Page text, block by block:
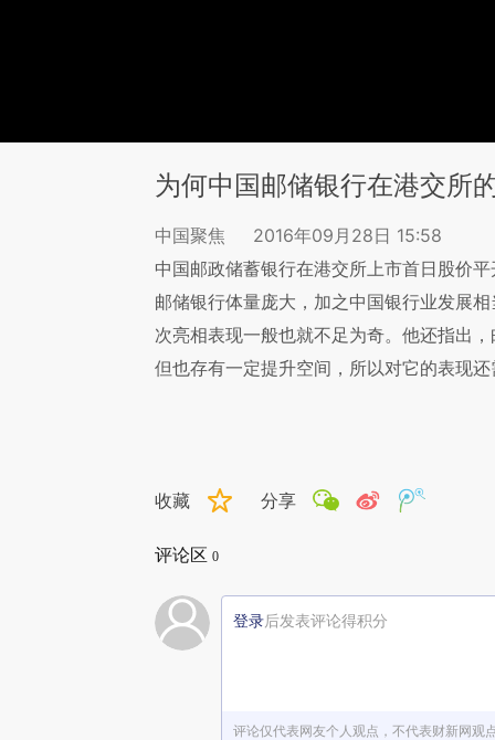
为何中国邮储银行在港交所
中国聚焦
2016年09月28日 15:58
中国邮政储蓄银行在港交所上市首日股价
邮储银行体量庞大，加之中国银行业发展
次亮相表现一般也就不足为奇。他还指出
但也存有一定提升空间，所以对它的表现
收藏 分享
评论区 0
登录后发表评论得积分
评论仅代表网友个人观点，不代表财新网观